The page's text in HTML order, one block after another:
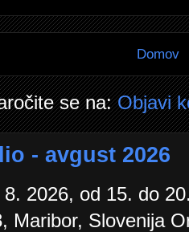
Domov
se na:Objavi
- avgust 2026
2026, od 15. do
Maribor, Slovenija